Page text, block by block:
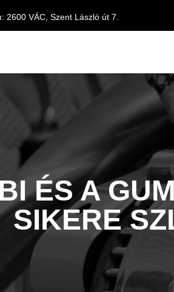
2600 VÁC, Szent László út 7.
ÉS A
SIKERE